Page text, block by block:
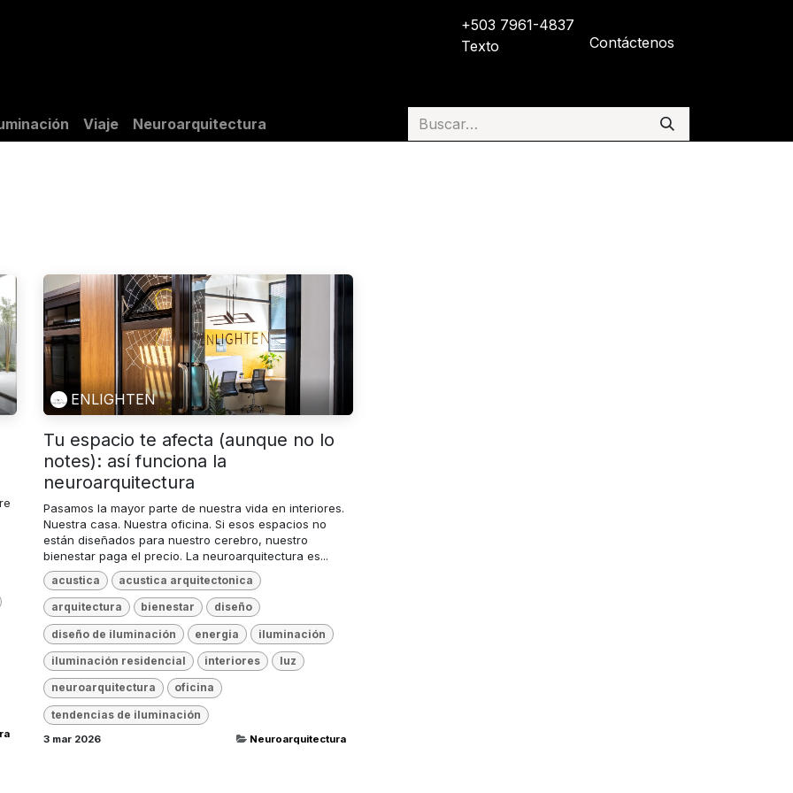
+503 7961-4837
Texto
Contáctenos
Viaje Neuroarquitectura
ENLIGHTEN
Tu espacio te afecta (aunque no lo
notes): así funciona la
neuroarquitectura
Pasamos la mayor parte de nuestra vida en interiores.
Nuestra casa. Nuestra oficina. Si esos espacios no
están diseñados para nuestro cerebro, nuestro
bienestar paga el precio. La neuroarquitectura es...
acustica acustica arquitectonica
arquitectura bienestar diseño
diseño de iluminación energia iluminación
iluminación residencial interiores luz
neuroarquitectura oficina
tendencias de iluminación
3 mar 2026 Neuroarquitectura